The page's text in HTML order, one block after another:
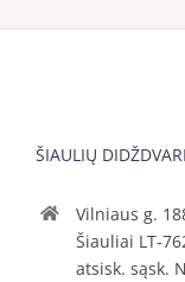
ŠIAULIŲ
Vilniaus g.
Šiauliai LT-
atsisk. sąsk.